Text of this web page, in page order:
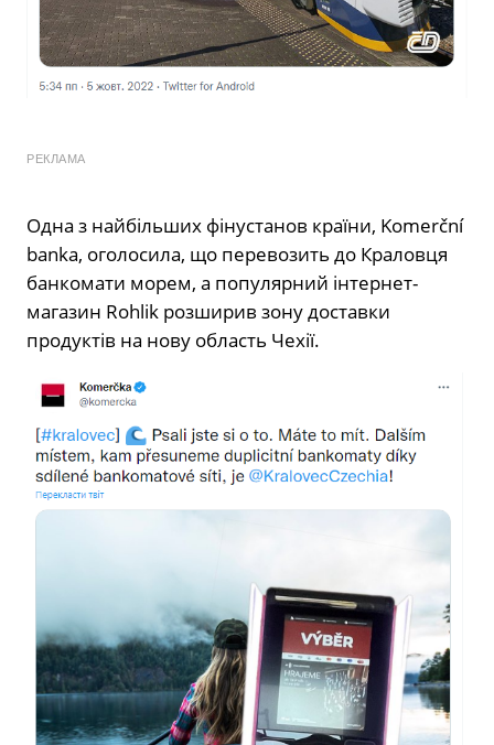
РЕКЛАМА
Одна з найбільших фінустанов країни, Komerční
banka, оголосила, що перевозить до Краловця
банкомати морем, а популярний інтернет-
магазин Rohlik розширив зону доставки
продуктів на нову область Чехії.